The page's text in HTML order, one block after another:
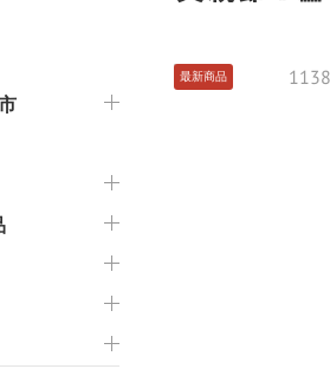
最新商品